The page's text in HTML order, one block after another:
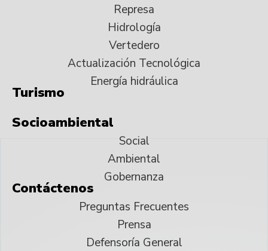
Represa
Hidrología
Vertedero
Actualización Tecnológica
Energía hidráulica
Turismo
Socioambiental
Social
Ambiental
Gobernanza
Contáctenos
Preguntas Frecuentes
Prensa
Defensoría General